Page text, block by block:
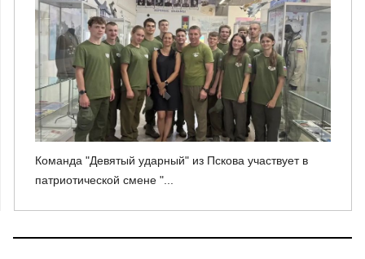
Команда "Девятый ударный" из Пскова участвует в
патриотической смене "...